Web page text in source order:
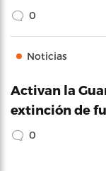
0
Noticias
Activan la
extinción de
0